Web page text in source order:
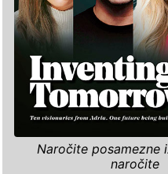
Naročite posamezne
naročite